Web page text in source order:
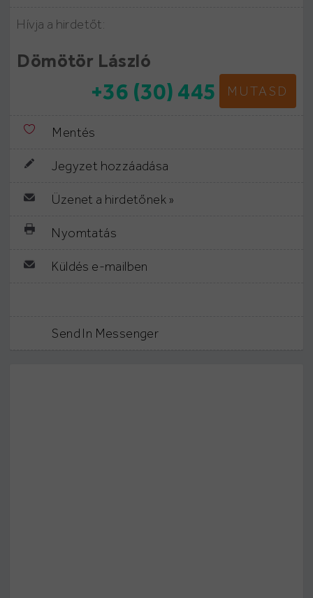
Hívja a hirdetőt:
Dömötör László
MUTASD
+36 (30) 445
Mentés
Jegyzet hozzáadása
Üzenet a hirdetőnek »
Nyomtatás
Küldés e-mailben
Send In Messenger